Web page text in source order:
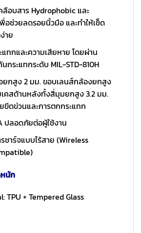
อบสาร Hydrophobic และ
อช่วยลดรอยนิ้วมือ และทำให้เช็ด
าย
ทกและความเสียหาย โดยผ่าน
กระแทกระดับ MIL-STD-810H
ยกสูง 2 มม. ขอบเลนส์กล้องยกสูง
เคสด้านหลังทั้งสี่มุมยกสูง 3.2 มม.
ขีดข่วนและการตกกระแทก
ปลอดภัยต่อผู้ใช้งาน
ชาร์จแบบไร้สาย (Wireless
นัก
TPU + Tempered Glass